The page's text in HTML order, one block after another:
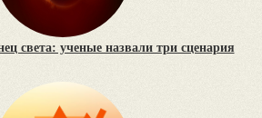
света: ученые назвали три сценария